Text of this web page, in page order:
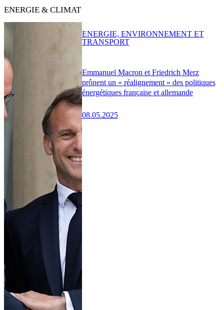
ENERGIE & CLIMAT
Emmanuel Macron et Friedrich Merz
prônent un « réalignement » des politiques
énergétiques française et allemande
08.05.2025
ENERGIE, ENVIRONNEMENT ET
TRANSPORT